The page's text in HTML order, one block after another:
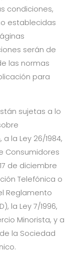
condiciones,
establecidas
serán de
las normas
para
sujetas a lo
la Ley 26/1984,
Consumidores
de diciembre
Telefónica o
Reglamento
la Ley 7/1996,
Minorista, y a
la Sociedad